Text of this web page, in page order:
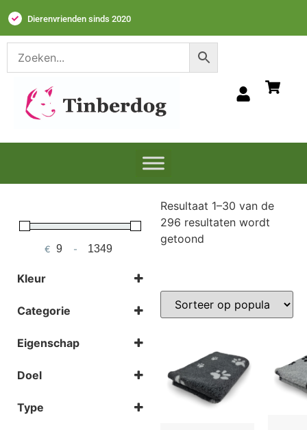
Dierenvrienden sinds 2020
€ Minimum Price
-
Maximum Price
Kleur
Antraciet
Blauw
Bruin
Grijs
Paars
Categorie
Kussens
Matten & stretchers
Eigenschap
Orthopedisch
Doel
Bench
Type
Resultaat 1–30 van de
296 resultaten wordt
getoond